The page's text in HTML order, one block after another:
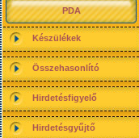
PDA
Készülékek
Összehasonlító
Hirdetésfigyelő
Hirdetésgyűjtő